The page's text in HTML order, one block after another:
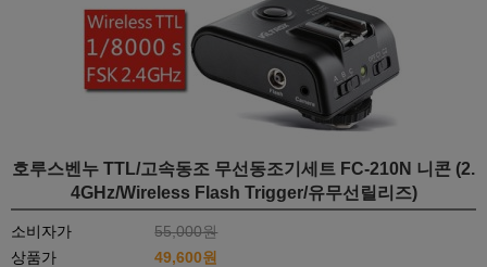
호루스벤누 TTL/고속동조 무선동조기세트 FC-210N 니콘 (2.
4GHz/Wireless Flash Trigger/유무선릴리즈)
소비자가
55,000원
상품가
49,600원